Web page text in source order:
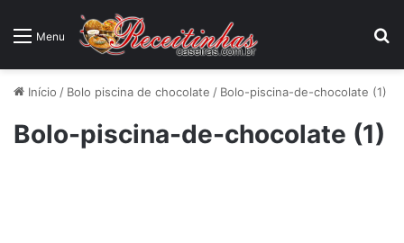
Menu
Início / Bolo piscina de chocolate / Bolo-piscina-de-chocolate (1)
Bolo-piscina-de-chocolate (1)